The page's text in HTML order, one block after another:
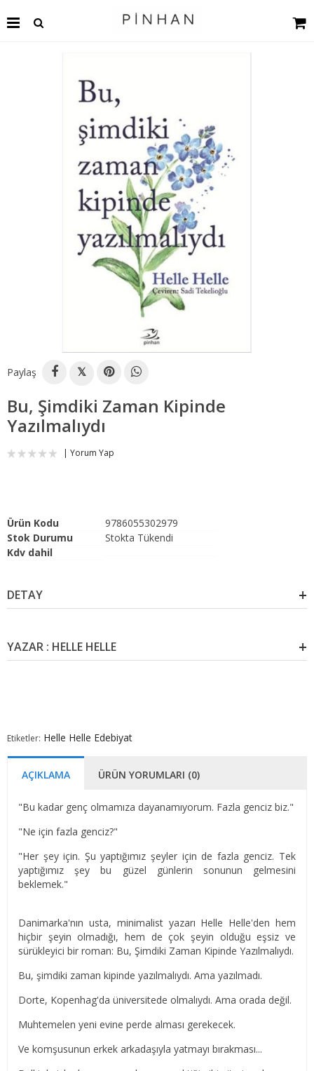
Paylaş 𝕏
Bu, Şimdiki Zaman Kipinde
Yazılmalıydı
Yorum Yap
Ürün Kodu
9786055302979
Stok Durumu
Stokta Tükendi
Kdv dahil
DETAY
YAZAR : HELLE HELLE
Etiketler: Helle Helle Edebiyat
AÇIKLAMA ÜRÜN YORUMLARI (0)
"Bu kadar genç olmamıza dayanamıyorum. Fazla genciz biz."
"Ne için fazla genciz?"
"Her şey için. Şu yaptığımız şeyler için de fazla genciz. Tek
yaptığımız şey bu güzel günlerin sonunun gelmesini
beklemek."
Danimarka'nın usta, minimalist yazarı Helle Helle'den hem
hiçbir şeyin olmadığı, hem de çok şeyin olduğu eşsiz ve
sürükleyici bir roman: Bu, Şimdiki Zaman Kipinde Yazılmalıydı.
Bu, şimdiki zaman kipinde yazılmalıydı. Ama yazılmadı.
Dorte, Kopenhag'da üniversitede olmalıydı. Ama orada değil.
Muhtemelen yeni evine perde alması gerekecek.
Ve komşusunun erkek arkadaşıyla yatmayı bırakması...